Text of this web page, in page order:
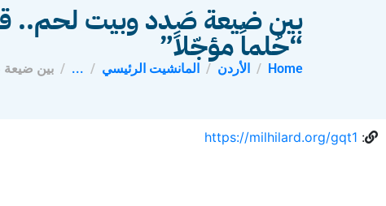
بين ضيعة صَدد وبيت
“حُلماً مؤجّلاً”
Home الأردن المانشيت الرئيسي ... بين
:
https://milhilard.org/gqt1